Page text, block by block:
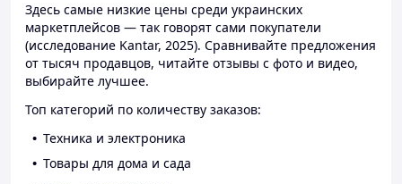
Здесь самые низкие цены среди украинских
маркетплейсов — так говорят сами покупатели
(исследование Kantar, 2025). Сравнивайте предложения
от тысяч продавцов, читайте отзывы с фото и видео,
выбирайте лучшее.
Топ категорий по количеству заказов:
Техника и электроника
Товары для дома и сада